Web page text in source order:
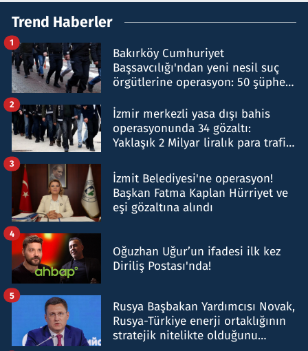
Trend Haberler
Bakırköy Cumhuriyet
Başsavcılığı'ndan yeni nesil suç
örgütlerine operasyon: 50 şüpheli
1
İzmir merkezli yasa dışı bahis
operasyonunda 34 gözaltı:
Yaklaşık 2 Milyar liralık para trafiği
2
İzmit Belediyesi'ne operasyon!
Başkan Fatma Kaplan Hürriyet ve
eşi gözaltına alındı
3
Oğuzhan Uğur’un ifadesi ilk kez
Diriliş Postası'nda!
4
Rusya Başbakan Yardımcısı Novak,
Rusya-Türkiye enerji ortaklığının
stratejik nitelikte olduğunu
5